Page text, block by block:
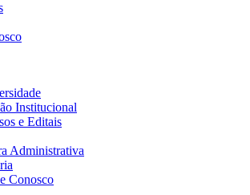
Institucional
e Editais
Administrativa
Conosco